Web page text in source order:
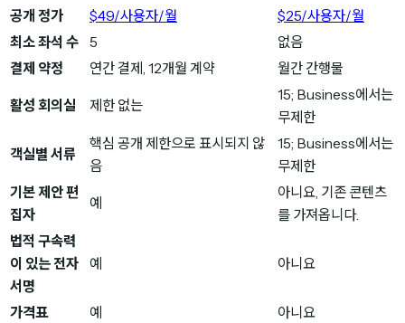
공개 정가
$49/사용자/월
$25/사용자/월
최소 좌석 수
5
없음
결제 약정
연간 결제, 12개월 계약 월간 간행물
활성 회의실 제한 없는
15; Business에서는
무제한
객실별 서류
핵심 공개 제한으로 표시되지 않
음
15; Business에서는
무제한
기본 제안 편
집자
예
아니요, 기존 콘텐츠
를 가져옵니다.
법적 구속력
이 있는 전자
서명
예 아니요
가격표 예
아니요